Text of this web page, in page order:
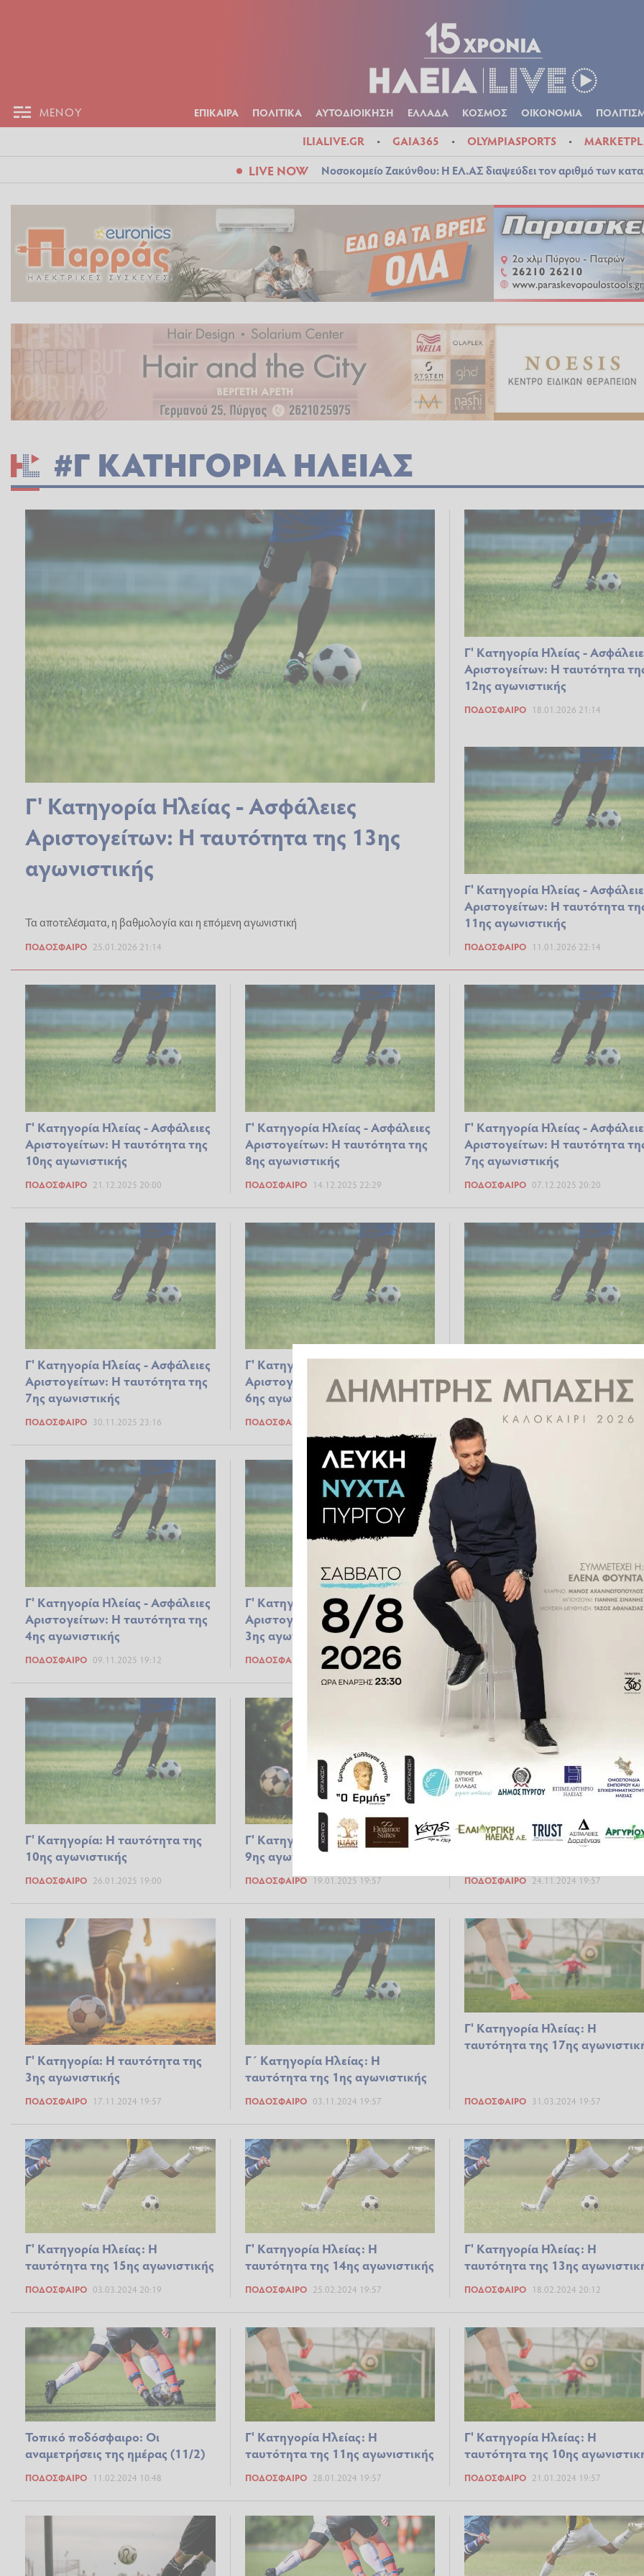
ΜΕΝΟΥ ΕΠΙΚΑΙΡΑ ΠΟΛΙΤΙΚΑ ΑΥΤΟΔΙΟΙΚΗΣΗ ΕΛΛΑΔΑ ΚΟΣΜΟΣ ΟΙΚΟΝΟΜΙΑ
ILIALIVE.GR GAIA365 OLYMPIASPORTS
LIVE NOW Νοσοκομείο Ζακύνθου: Η ΕΛ.ΑΣ διαψεύδει τον αριθμό των
#Γ ΚΑΤΗΓΟΡΙΑ ΗΛΕΙΑΣ
Γ' Κατηγορία Ηλείας - Ασφάλειες
Αριστογείτων: Η ταυτότητα της 13ης
αγωνιστικής
Τα αποτελέσματα, η βαθμολογία και η επόμενη αγωνιστική
ΠΟΔΌΣΦΑΙΡΟ 25.01.2026 21:14
Γ' Κατηγορία Ηλείας -
Αριστογείτων: Η ταυτότητα
12ης αγωνιστικής
ΠΟΔΌΣΦΑΙΡΟ 18.01.2026 21:14
Γ' Κατηγορία Ηλείας -
Αριστογείτων: Η ταυτότητα
11ης αγωνιστικής
ΠΟΔΌΣΦΑΙΡΟ 11.01.2026 22:14
Γ' Κατηγορία Ηλείας - Ασφάλειες
Αριστογείτων: Η ταυτότητα της
10ης αγωνιστικής
ΠΟΔΌΣΦΑΙΡΟ 21.12.2025 20:00
Γ' Κατηγορία Ηλείας - Ασφάλειες
Αριστογείτων: Η ταυτότητα της
8ης αγωνιστικής
ΠΟΔΌΣΦΑΙΡΟ 14.12.2025 22:29
Γ' Κατηγορία Ηλείας -
Αριστογείτων: Η ταυτότητα
7ης αγωνιστικής
ΠΟΔΌΣΦΑΙΡΟ 07.12.2025 20:20
Γ' Κατηγορία Ηλείας - Ασφάλειες
Αριστογείτων: Η ταυτότητα της
7ης αγωνιστικής
ΠΟΔΌΣΦΑΙΡΟ 30.11.2025 23:16
Γ' Κατηγορία Ηλείας - Ασφάλειες
Αριστογείτων: Η ταυτότητα της
6ης αγωνιστικής
ΠΟΔΌΣΦΑΙΡΟ
Γ' Κατηγορία Ηλείας -
Αριστογείτων: Η ταυτότητα
5ης αγωνιστικής
ΠΟΔΌΣΦΑΙΡΟ 16.11.2025 21:28
Γ' Κατηγορία Ηλείας - Ασφάλειες
Αριστογείτων: Η ταυτότητα της
4ης αγωνιστικής
ΠΟΔΌΣΦΑΙΡΟ 09.11.2025 19:12
Γ' Κατηγορία Ηλείας - Ασφάλειες
Αριστογείτων: Η ταυτότητα της
3ης αγωνιστικής
ΠΟΔΌΣΦΑΙΡΟ 02.11.2025 21:58
Γ' Κατηγορία Ηλείας: Η
ταυτότητα της πρεμιέρας
ΠΟΔΌΣΦΑΙΡΟ 19.10.2025 20:34
Γ' Κατηγορία: Η ταυτότητα της
10ης αγωνιστικής
ΠΟΔΌΣΦΑΙΡΟ 26.01.2025 19:00
Γ' Κατηγορία: Η ταυτότητα της
9ης αγωνιστικής
ΠΟΔΌΣΦΑΙΡΟ 19.01.2025 19:57
Γ' Κατηγορία: Η ταυτότητα της
ΠΟΔΌΣΦΑΙΡΟ 24.11.2024 19:57
Γ' Κατηγορία: Η ταυτότητα της
3ης αγωνιστικής
ΠΟΔΌΣΦΑΙΡΟ 17.11.2024 19:57
Γ΄ Κατηγορία Ηλείας: Η
ταυτότητα της 1ης αγωνιστικής
ΠΟΔΌΣΦΑΙΡΟ 03.11.2024 19:57
Γ' Κατηγορία Ηλείας: Η
ταυτότητα της 17ης
ΠΟΔΌΣΦΑΙΡΟ 31.03.2024 19:57
Γ' Κατηγορία Ηλείας: Η
ταυτότητα της 15ης αγωνιστικής
ΠΟΔΌΣΦΑΙΡΟ 03.03.2024 20:19
Γ' Κατηγορία Ηλείας: Η
ταυτότητα της 14ης αγωνιστικής
ΠΟΔΌΣΦΑΙΡΟ 25.02.2024 19:57
Γ' Κατηγορία Ηλείας: Η
ταυτότητα της 13ης
ΠΟΔΌΣΦΑΙΡΟ 18.02.2024 20:12
Τοπικό ποδόσφαιρο: Οι
αναμετρήσεις της ημέρας (11/2)
ΠΟΔΌΣΦΑΙΡΟ 11.02.2024 10:48
Γ' Κατηγορία Ηλείας: Η
ταυτότητα της 11ης αγωνιστικής
ΠΟΔΌΣΦΑΙΡΟ 28.01.2024 19:57
Γ' Κατηγορία Ηλείας: Η
ταυτότητα της 10ης
ΠΟΔΌΣΦΑΙΡΟ 21.01.2024 19:57